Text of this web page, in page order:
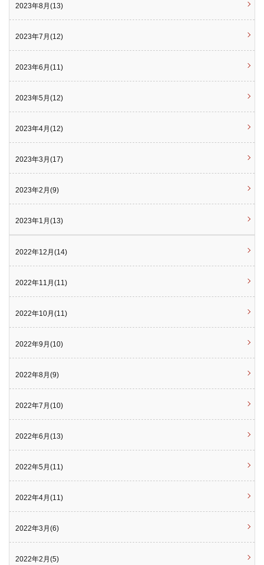
2023年8月(13)
2023年7月(12)
2023年6月(11)
2023年5月(12)
2023年4月(12)
2023年3月(17)
2023年2月(9)
2023年1月(13)
2022年12月(14)
2022年11月(11)
2022年10月(11)
2022年9月(10)
2022年8月(9)
2022年7月(10)
2022年6月(13)
2022年5月(11)
2022年4月(11)
2022年3月(6)
2022年2月(5)